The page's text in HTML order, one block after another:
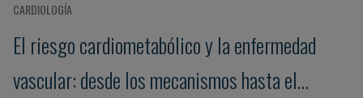
CARDIOLOGÍA
El riesgo cardiometabólico y la enfermedad
vascular: desde los mecanismos hasta el